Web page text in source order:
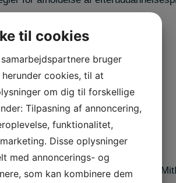
i dialog med kollegaer.
på med dit personlige log-in med
til cookies
bruger
cookies, til at
om dig til forskellige
Tilpasning af annoncering,
funktionalitet,
Disse oplysninger
med annoncerings- og
som kan kombinere dem